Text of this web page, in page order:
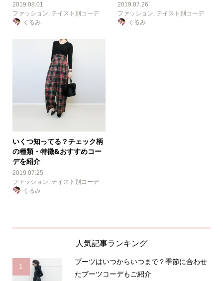
2019.08.01
ファッション テイスト別コーデ
くるみ
2019.07.26
ファッション テイスト別コーデ
くるみ
いくつ知ってる？チェック柄
の種類・特徴&おすすめコー
デを紹介
2019.07.25
ファッション, テイスト別コーデ
くるみ
人気記事ランキング
1
ブーツはいつからいつまで？季節に合わせ
たブーツコーデもご紹介